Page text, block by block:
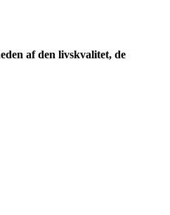
af den livskvalitet, de